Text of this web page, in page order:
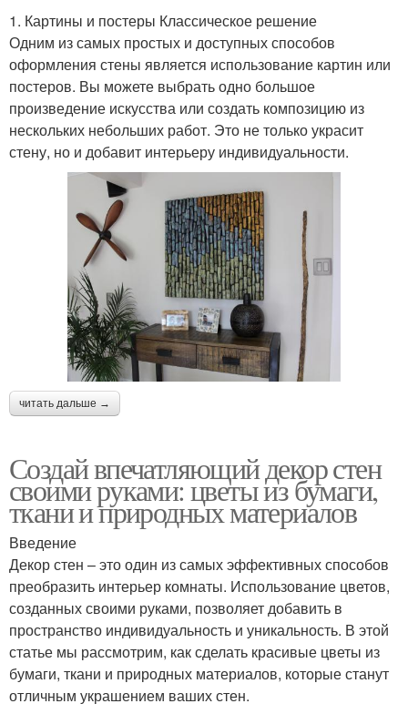
1. Картины и постеры Классическое решение
Одним из самых простых и доступных способов
оформления стены является использование картин или
постеров. Вы можете выбрать одно большое
произведение искусства или создать композицию из
нескольких небольших работ. Это не только украсит
стену, но и добавит интерьеру индивидуальности.
читать дальше →
Создай впечатляющий декор стен
своими руками: цветы из бумаги,
ткани и природных материалов
Введение
Декор стен – это один из самых эффективных способов
преобразить интерьер комнаты. Использование цветов,
созданных своими руками, позволяет добавить в
пространство индивидуальность и уникальность. В этой
статье мы рассмотрим, как сделать красивые цветы из
бумаги, ткани и природных материалов, которые станут
отличным украшением ваших стен.